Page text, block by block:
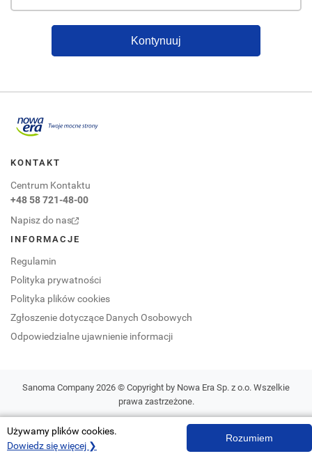
Kontynuuj
KONTAKT
Centrum Kontaktu
+48 58 721-48-00
Napisz do nas
INFORMACJE
Regulamin
Polityka prywatności
Polityka plików cookies
Zgłoszenie dotyczące Danych Osobowych
Odpowiedzialne ujawnienie informacji
Sanoma Company 2026 © Copyright by Nowa Era Sp. z o.o. Wszelkie
prawa zastrzeżone.
Używamy plików cookies.
Dowiedz się więcej ❯
Rozumiem